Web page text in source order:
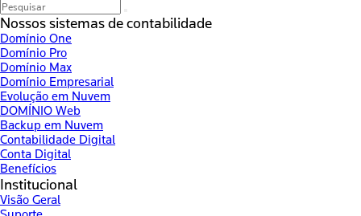
Nossos sistemas de contabilidade
Domínio One
Domínio Pro
Domínio Max
Domínio Empresarial
Evolução em Nuvem
DOMÍNIO Web
Backup em Nuvem
Contabilidade Digital
Conta Digital
Benefícios
Institucional
Visão Geral